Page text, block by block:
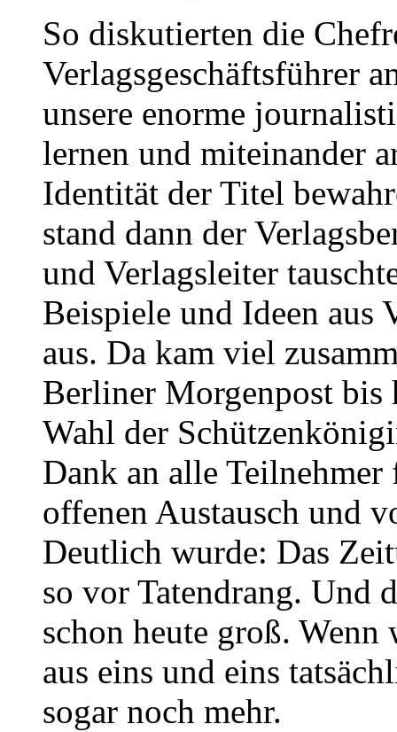
So diskutierten die
Verlagsgeschäftsführer
unsere enorme
lernen und miteinander
Identität der Titel
stand dann der
und Verlagsleiter
Beispiele und Ideen
aus. Da kam viel
Berliner Morgenpost bis
Wahl der
Dank an alle
offenen Austausch und
Deutlich wurde: Das
so vor Tatendrang. Und
schon heute groß.
aus eins und eins
sogar noch mehr.